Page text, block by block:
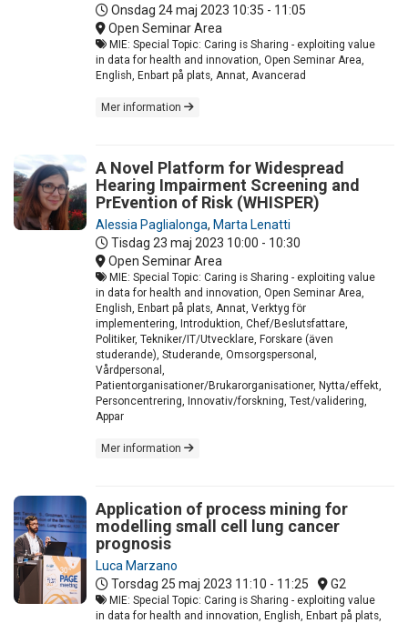
Onsdag 24 maj 2023 10:35 - 11:05
Open Seminar Area
MIE: Special Topic: Caring is Sharing - exploiting value
in data for health and innovation, Open Seminar Area,
English, Enbart på plats, Annat, Avancerad
Mer information
A Novel Platform for Widespread
Hearing Impairment Screening and
PrEvention of Risk (WHISPER)
Alessia Paglialonga, Marta Lenatti
Tisdag 23 maj 2023 10:00 - 10:30
Open Seminar Area
MIE: Special Topic: Caring is Sharing - exploiting value
in data for health and innovation, Open Seminar Area,
English, Enbart på plats, Annat, Verktyg för
implementering, Introduktion, Chef/Beslutsfattare,
Politiker, Tekniker/IT/Utvecklare, Forskare (även
studerande), Studerande, Omsorgspersonal,
Vårdpersonal,
Patientorganisationer/Brukarorganisationer, Nytta/effekt,
Personcentrering, Innovativ/forskning, Test/validering,
Appar
Mer information
Application of process mining for
modelling small cell lung cancer
prognosis
Luca Marzano
Torsdag 25 maj 2023 11:10 - 11:25 G2
MIE: Special Topic: Caring is Sharing - exploiting value
in data for health and innovation, English, Enbart på plats,